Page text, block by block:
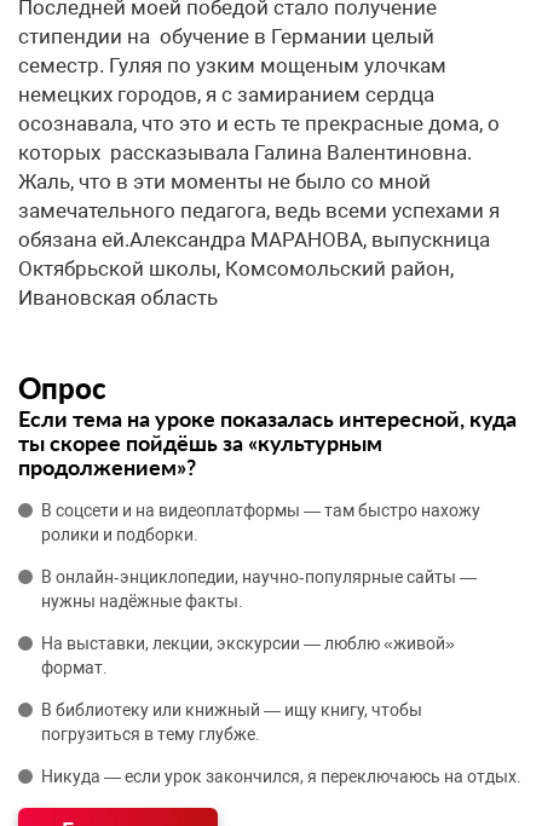
Последней моей победой стало получение
стипендии на обучение в Германии целый
семестр. Гуляя по узким мощеным улочкам
немецких городов, я с замиранием сердца
осознавала, что это и есть те прекрасные дома, о
которых рассказывала Галина Валентиновна.
Жаль, что в эти моменты не было со мной
замечательного педагога, ведь всеми успехами я
обязана ей.​Александра МАРАНОВА, выпускница
Октябрьской школы, Комсомольский район,
Ивановская область
Опрос
Если тема на уроке показалась интересной, куда
ты скорее пойдёшь за «культурным
продолжением»?
В соцсети и на видеоплатформы — там быстро нахожу
ролики и подборки.
В онлайн‑энциклопедии, научно‑популярные сайты —
нужны надёжные факты.
На выставки, лекции, экскурсии — люблю «живой»
формат.
В библиотеку или книжный — ищу книгу, чтобы
погрузиться в тему глубже.
Никуда — если урок закончился, я переключаюсь на отдых.